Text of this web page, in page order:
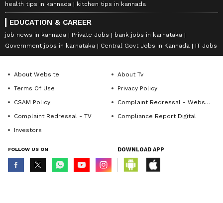
health tips in kannada
kitchen tips in kannada
EDUCATION & CAREER
job news in kannada Private Jobs
bank jobs in karnataka
Government jobs in karnataka
Central Govt Jobs in Kannada IT Jobs
About Website
About Tv
Terms Of Use
Privacy Policy
CSAM Policy
Complaint Redressal - Website
Complaint Redressal - TV
Compliance Report Digital
Investors
FOLLOW US ON DOWNLOAD APP